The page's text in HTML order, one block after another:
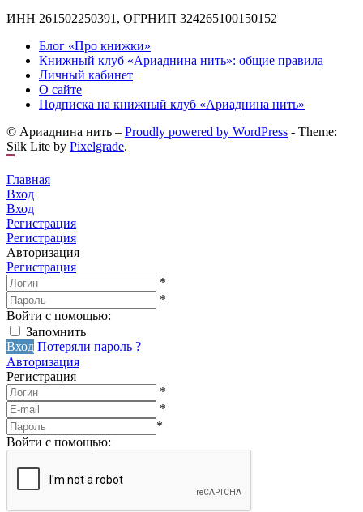
ИНН 261502250391, ОГРНИП 324265100150152
Блог «Про книжки»
Книжный клуб «Ариаднина нить»: общие правила
Личный кабинет
О сайте
Подписка на книжный клуб «Ариаднина нить»
© Ариаднина нить – Proudly powered by WordPress - Theme:
Silk Lite by Pixelgrade.
Главная
Вход
Вход
Регистрация
Регистрация
Авторизация
Регистрация
*
*
Войти с помощью:
Запомнить
Вход Потеряли пароль ?
Авторизация
Регистрация
*
*
*
Войти с помощью: